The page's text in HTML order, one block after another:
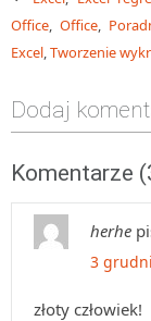
Office, Office,
Excel,Tworzenie
Dodaj
Komentarze
herhe
3
złoty człowiek!